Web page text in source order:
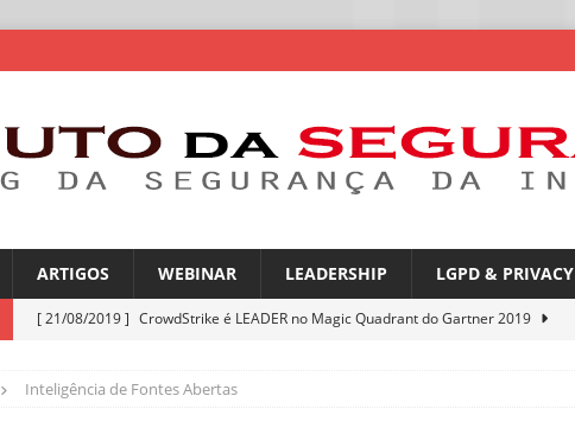
ARTIGOS WEBINAR LEADERSHIP LGPD & PRIVACY
[ 21/08/2019 ] CrowdStrike é LEADER no Magic Quadrant do Gartner 2019
[ 06/08/2026 ] América Latina é a segunda região mais exposta a ciberameaças
Inteligência de Fontes Abertas